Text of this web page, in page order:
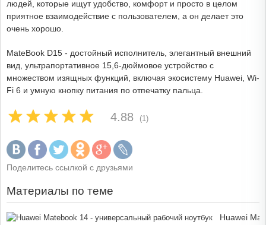
людей, которые ищут удобство, комфорт и просто в целом
приятное взаимодействие с пользователем, а он делает это
очень хорошо.
MateBook D15 - достойный исполнитель, элегантный внешний
вид, ультрапортативное 15,6-дюймовое устройство с
множеством изящных функций, включая экосистему Huawei, Wi-
Fi 6 и умную кнопку питания по отпечатку пальца.
4.88 (1)
Поделитесь ссылкой с друзьями
Материалы по теме
Huawei